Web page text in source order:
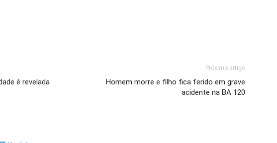
é revelada
Próximo artigo
Homem morre e filho fica ferido em grave
acidente na BA 120